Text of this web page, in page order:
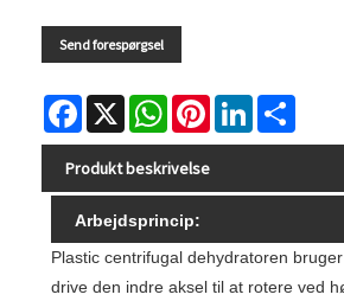
Send forespørgsel
Facebook
X WhatsAppPinterestLinkedIn
Produkt beskrivelse
Arbejdsprincip:
Plastic centrifugal dehydratoren
drive den indre aksel til at rotere ved